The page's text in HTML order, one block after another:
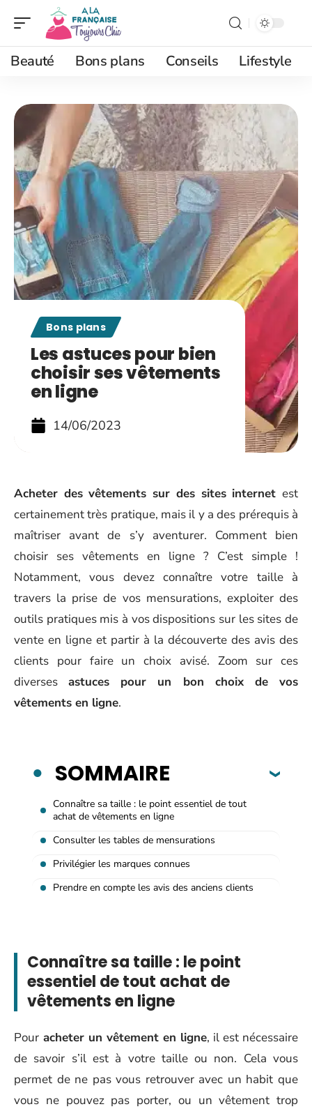
Beauté Bons plans Conseils Lifestyle
Bons plans
Les astuces pour bien
choisir ses vêtements
en ligne
14/06/2023
Acheter des vêtements sur des sites internet est
certainement très pratique, mais il y a des prérequis à
maîtriser avant de s’y aventurer. Comment bien
choisir ses vêtements en ligne ? C’est simple !
Notamment, vous devez connaître votre taille à
travers la prise de vos mensurations, exploiter des
outils pratiques mis à vos dispositions sur les sites de
vente en ligne et partir à la découverte des avis des
clients pour faire un choix avisé. Zoom sur ces
diversesastuces pour un bon choix de vos
vêtements en ligne.
SOMMAIRE
Connaître sa taille : le point essentiel de tout
achat de vêtements en ligne
Consulter les tables de mensurations
Privilégier les marques connues
Prendre en compte les avis des anciens clients
Connaître sa taille : le point
essentiel de tout achat de
vêtements en ligne
Pour acheter un vêtement en ligne, il est nécessaire
de savoir s’il est à votre taille ou non. Cela vous
permet de ne pas vous retrouver avec un habit que
vous ne pouvez pas porter, ou un vêtement trop